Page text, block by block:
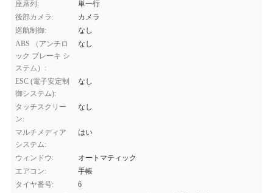
座席列:
単一行
後部カメラ:
カメラ
巡航制御:
なし
ABS （アンチロ
ック ブレーキ シ
ステム）:
なし
ESC (電子安定制
御システム):
なし
タッチスクリー
ン:
なし
マルチメディア
システム:
はい
ウィンドウ:
オートマティック
エアコン:
手帳
タイヤ番号:
6